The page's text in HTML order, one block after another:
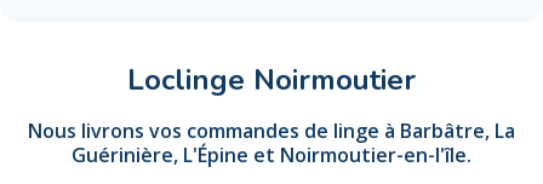
Loclinge Noirmoutier
Nous livrons vos commandes de linge à Barbâtre, La
Guérinière, L'Épine et Noirmoutier-en-l'île.